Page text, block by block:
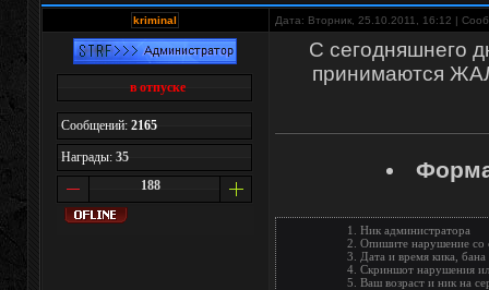
kriminal Дата: Вторник, 25.10.2011, 16:12 |
в отпуске
Сообщений: 2165
Награды: 35
188
С сегодняшнего
принимаются
1. Ник администратора
2. Опишите нарушение со
3. Дата и время кика, бана
4. Скриншот нарушения
5. Ваш возраст и ник на